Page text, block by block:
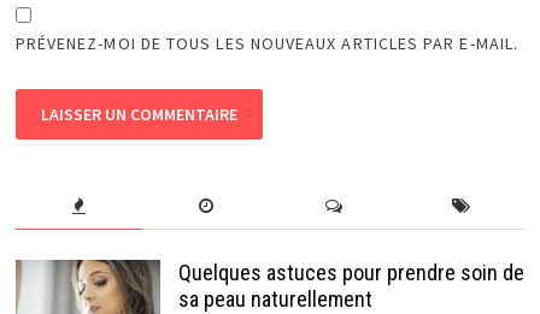
PRÉVENEZ-MOI DE TOUS LES NOUVEAUX ARTICLES PAR E-MAIL.
Quelques astuces pour prendre soin de
sa peau naturellement